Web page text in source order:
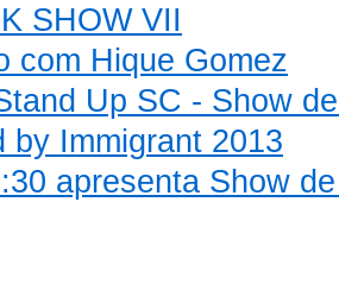
SHOW VII
com Hique Gomez
Up SC - Show
by Immigrant 2013
apresenta Show